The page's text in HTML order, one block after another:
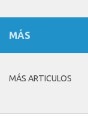
MÁS
MÁS ARTICULOS